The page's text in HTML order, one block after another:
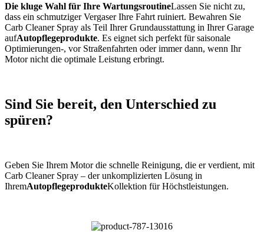
Die kluge Wahl für Ihre WartungsroutineLassen Sie nicht zu,
dass ein schmutziger Vergaser Ihre Fahrt ruiniert. Bewahren Sie
Carb Cleaner Spray als Teil Ihrer Grundausstattung in Ihrer Garage
aufAutopflegeprodukte. Es eignet sich perfekt für saisonale
Optimierungen-, vor Straßenfahrten oder immer dann, wenn Ihr
Motor nicht die optimale Leistung erbringt.
Sind Sie bereit, den Unterschied zu
spüren?
Geben Sie Ihrem Motor die schnelle Reinigung, die er verdient, mit
Carb Cleaner Spray – der unkomplizierten Lösung in
IhremAutopflegeprodukteKollektion für Höchstleistungen.